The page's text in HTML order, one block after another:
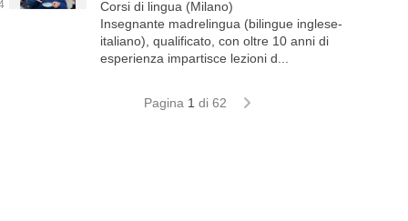
Corsi di lingua (Milano)
Insegnante madrelingua (bilingue inglese-
italiano), qualificato, con oltre 10 anni di
esperienza impartisce lezioni d...
Pagina 1 di 62